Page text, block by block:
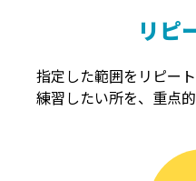
リピ
指定した範囲をリピー
練習したい所を、重点